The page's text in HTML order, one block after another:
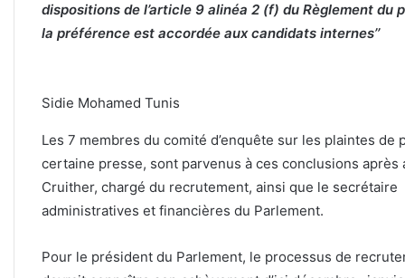
dispositions de l’article 9 alinéa 2 (f) du Règlement du
la préférence est accordée aux candidats internes’’
Sidie Mohamed Tunis
Les 7 membres du comité d’enquête sur les plaintes
certaine presse, sont parvenus à ces conclusions
Cruither, chargé du recrutement, ainsi que le
administratives et financières du Parlement.
Pour le président du Parlement, le processus de